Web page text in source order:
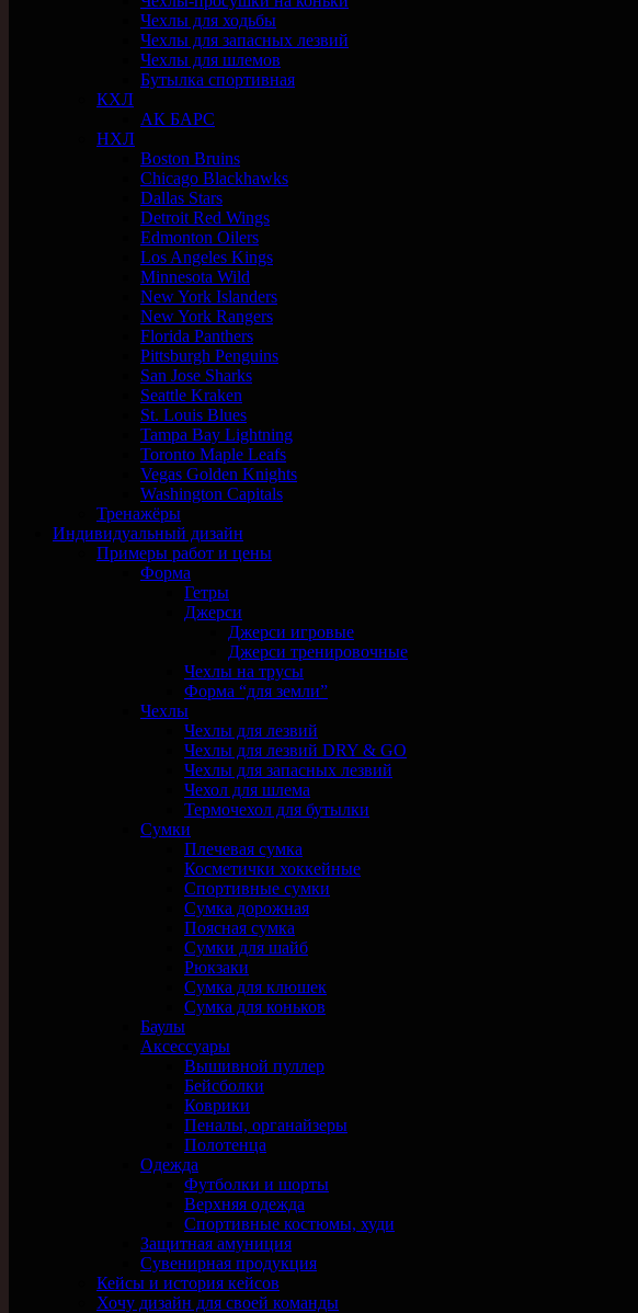
Чехлы для ходьбы
Чехлы для запасных лезвий
Чехлы для шлемов
Бутылка спортивная
КХЛ
АК БАРС
НХЛ
Boston Bruins
Chicago Blackhawks
Dallas Stars
Detroit Red Wings
Edmonton Oilers
Los Angeles Kings
Minnesota Wild
New York Islanders
New York Rangers
Florida Panthers
Pittsburgh Penguins
San Jose Sharks
Seattle Kraken
St. Louis Blues
Tampa Bay Lightning
Toronto Maple Leafs
Vegas Golden Knights
Washington Capitals
Тренажёры
Индивидуальный дизайн
Примеры работ и цены
Форма
Гетры
Джерси
Джерси игровые
Джерси тренировочные
Чехлы на трусы
Форма “для земли”
Чехлы
Чехлы для лезвий
Чехлы для лезвий DRY & GO
Чехлы для запасных лезвий
Чехол для шлема
Термочехол для бутылки
Сумки
Плечевая сумка
Косметички хоккейные
Спортивные сумки
Сумка дорожная
Поясная сумка
Сумки для шайб
Рюкзаки
Сумка для клюшек
Сумка для коньков
Баулы
Аксессуары
Вышивной пуллер
Бейсболки
Коврики
Пеналы, органайзеры
Полотенца
Одежда
Футболки и шорты
Верхняя одежда
Спортивные костюмы, худи
Защитная амуниция
Сувенирная продукция
Кейсы и история кейсов
Хочу дизайн для своей команды